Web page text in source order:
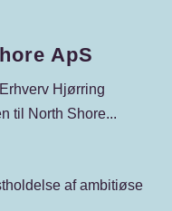
ApS
Hjørring
til North Shore...